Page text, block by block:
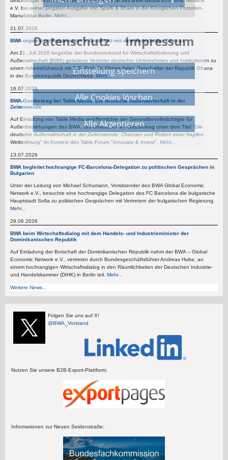
e.V. bei seiner jüngsten Ausgabe von Spark & Share in der Königlichen Porzellan-
Manufaktur Berlin. Mehr...
21.07.2026
BWA organisiert Ambassador's Breakfast mit dem Botschafter Ghanas
Am 21. Juli 2026 begrüßte der Bundesverband für Wirtschaftsförderung und
Außenwirtschaft (BWA) geladene Vertreter deutscher Unternehmen und Institutionen zu
einem Arbeitsfrühstück mit S.E. Prof. Dr. Ohene Adjei, Botschafter der Republik Ghana
in der Bundesrepublik Deutschland.Mehr...
16.07.2026
BWA-Gastbeitrag bei Table.Media: Die deutsche Außenwirtschaft in der
Zeitenwende
Auf Einladung von Table.Media veröffentlichte der Generalbevollmächtigte für
Außenbeziehungen des BWA, Urs Unkauf, einen Gastbeitrag unter dem Titel "Die
deutsche Außenwirtschaft in der Zeitenwende: Chancen und Risiken einer fragilen
Weltordnung" im Kontext des Table.Forum "Innovate & Invest", Mehr...
13.07.2026
BWA begleitet hochrangige FC-Barcelona-Delegation zu politischen Gesprächen in
Bulgarien
Unter der Leitung von Michael Schumann, Vorsitzender des BWA Global Economic
Network e.V., besuchte eine hochrangige Delegation des FC Barcelona die bulgarische
Hauptstadt Sofia zu politischen Gesprächen mit Vertretern der bulgarischen Regierung.
Mehr...
29.06.2026
BWA beim Wirtschaftsdialog mit dem Handels- und Industrieminister der
Dominikanischen Republik
Auf Einladung der Botschaft der Dominikanischen Republik nahm der BWA – Global
Economic Network e.V., vertreten durch Bundesgeschäftsführer Andreas Hube, an
einem hochrangigen Wirtschaftsdialog in den Räumlichkeiten der Deutschen Industrie-
und Handelskammer (DIHK) in Berlin teil. Mehr...
Weitere News...
Folgen Sie uns auf X!
@BWA_Vorstand
Nutzen Sie unsere B2B-Export-Plattform:
Informationen zur Neuen Seidenstraße:
und Außenwirtschaft
Global Economic
Purpose Funktionalität
Privacy Police Datenschutz
Cookie Name consent-agree,
essential
Dauer 365 Tage
Youtube Mehr anzeigen
Youtube
Firma Youtube
Privacy Police Datenschutz
Cookie Name google-youtube,
IDE
Dauer 365 Tage, 390 Tage
Datenschutz Impressum